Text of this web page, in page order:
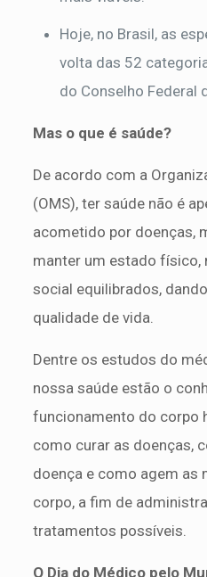
Hoje, no Brasil, as
volta das 52
do Conselho Federal
Mas o que é saúde?
De acordo com a
(OMS), ter saúde não é
acometido por doenças,
manter um estado físico,
social equilibrados,
qualidade de vida.
Dentre os estudos do
nossa saúde estão o
funcionamento do corpo
como curar as doenças,
doença e como agem as
corpo, a fim de
tratamentos possíveis.
O Dia do Médico pelo